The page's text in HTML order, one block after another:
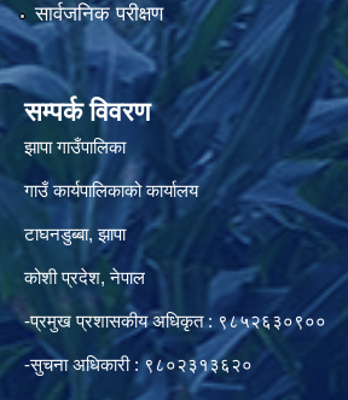
सार्वजनिक परीक्षण
सम्पर्क विवरण
झापा गाउँपालिका
गाउँ कार्यपालिकाको कार्यालय
टाघनडुब्बा, झापा
कोशी प्रदेश, नेपाल
-प्रमुख प्रशासकीय अधिकृत : ९८५२६३०९००
-सुचना अधिकारी : ९८०२३१३६२०